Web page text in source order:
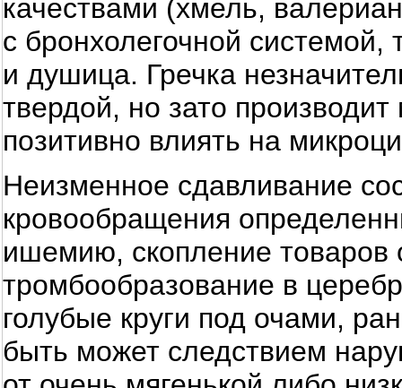
качествами (хмель,
с бронхолегочной
и душица. Гречка
твердой, но зато
позитивно влиять на
Неизменное сдавливание
кровообращения
ишемию, скопление товаров
тромбообразование в
голубые круги под очами,
быть может следствием